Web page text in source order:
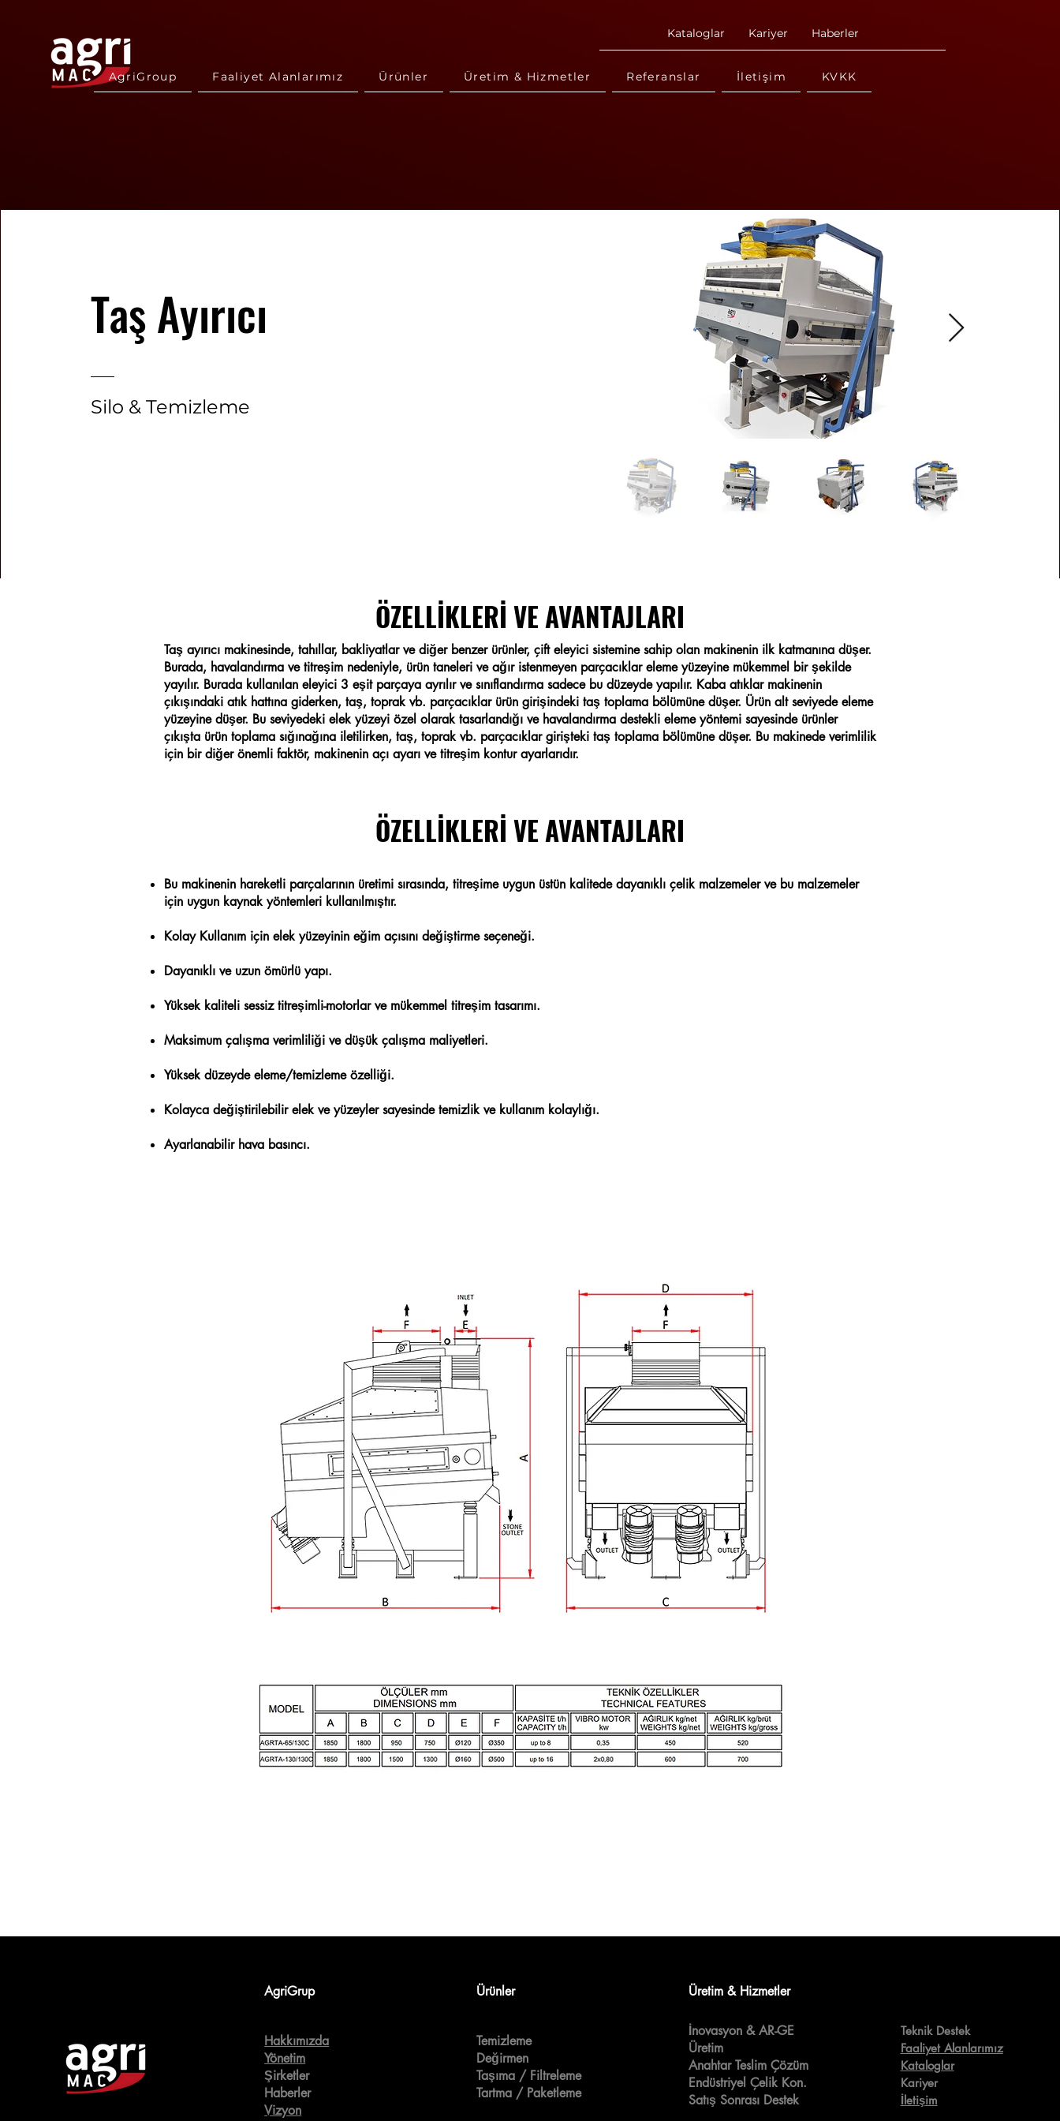
AgriGroup Faaliyet Alanlarımız Ürünler Üretim & Hizmetler Referanslar İletişim KVKK
Kataloglar Kariyer Haberler
ÖZELLİKLERİ VE AVANTAJLARI
Taş ayırıcı makinesinde, tahıllar, bakliyatlar ve diğer benzer ürünler, çift eleyici sistemine sahip olan makinenin ilk katmanına düşer.
Burada, havalandırma ve titreşim nedeniyle, ürün taneleri ve ağır istenmeyen parçacıklar eleme yüzeyine mükemmel bir şekilde
yayılır. Burada kullanılan eleyici 3 eşit parçaya ayrılır ve sınıflandırma sadece bu düzeyde yapılır. Kaba atıklar makinenin
çıkışındaki atık hattına giderken, taş, toprak vb. parçacıklar ürün girişindeki taş toplama bölümüne düşer. Ürün alt seviyede eleme
yüzeyine düşer. Bu seviyedeki elek yüzeyi özel olarak tasarlandığı ve havalandırma destekli eleme yöntemi sayesinde ürünler
çıkışta ürün toplama sığınağına iletilirken, taş, toprak vb. parçacıklar girişteki taş toplama bölümüne düşer. Bu makinede verimlilik
için bir diğer önemli faktör, makinenin açı ayarı ve titreşim kontur ayarlarıdır.
ÖZELLİKLERİ VE AVANTAJLARI
Bu makinenin hareketli parçalarının üretimi sırasında, titreşime uygun üstün kalitede dayanıklı çelik malzemeler ve bu malzemeler
için uygun kaynak yöntemleri kullanılmıştır.
Kolay Kullanım için elek yüzeyinin eğim açısını değiştirme seçeneği.
Dayanıklı ve uzun ömürlü yapı.
Yüksek kaliteli sessiz titreşimli-motorlar ve mükemmel titreşim tasarımı.
Maksimum çalışma verimliliği ve düşük çalışma maliyetleri.
Yüksek düzeyde eleme/temizleme özelliği.
Kolayca değiştirilebilir elek ve yüzeyler sayesinde temizlik ve kullanım kolaylığı.
Ayarlanabilir hava basıncı.
Taş Ayırıcı
Silo & Temizleme
AgriGrup
Hakkımızda
Yönetim
Şirketler
Haberler
Vizyon
Ürünler
Temizleme
Değirmen
Taşıma / Filtreleme
Tartma / Paketleme
Üretim & Hizmetler
İnovasyon & AR-GE
Üretim
Anahtar Teslim Çözüm
Endüstriyel Çelik Kon.
Satış Sonrası Destek
Teknik Destek
Faaliyet Alanlarımız
Kataloglar
Kariyer
İletişim